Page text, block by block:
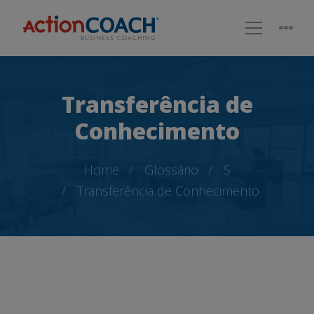
Transferência de
Conhecimento
Home Glossário
S
Transferência de Conhecimento